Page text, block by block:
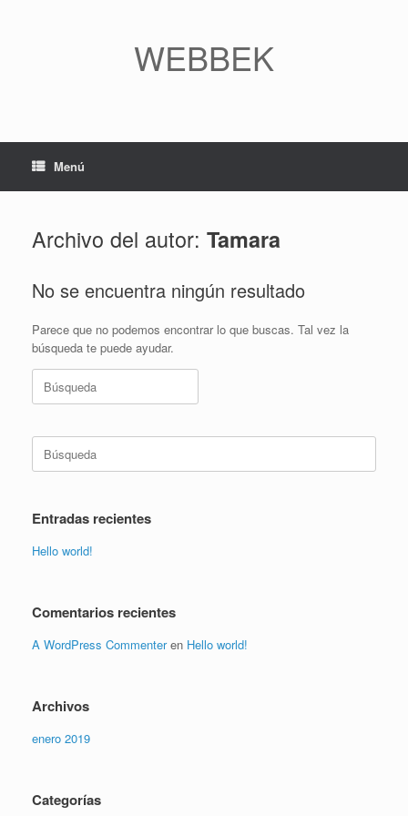
WEBBEK
Menú
Archivo del autor: Tamara
No se encuentra ningún resultado
Parece que no podemos encontrar lo que buscas. Tal vez la
búsqueda te puede ayudar.
Buscar:
Buscar:
Entradas recientes
Hello world!
Comentarios recientes
A WordPress Commenteren Hello world!
Archivos
enero 2019
Categorías